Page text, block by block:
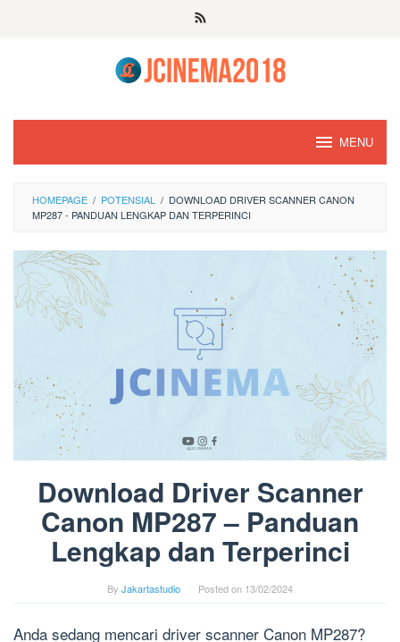
MENU
HOMEPAGE / POTENSIAL / DOWNLOAD DRIVER SCANNER CANON
MP287 - PANDUAN LENGKAP DAN TERPERINCI
Download Driver Scanner
Canon MP287 – Panduan
Lengkap dan Terperinci
By Jakartastudio Posted on 13/02/2024
Anda sedang mencari driver scanner Canon MP287?